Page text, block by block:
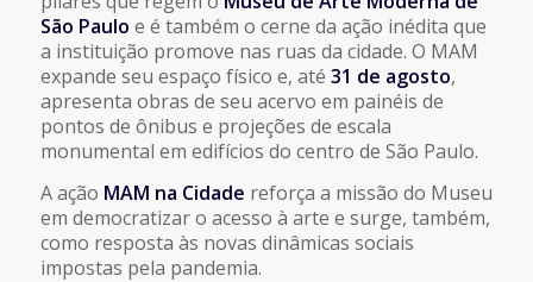
São Paulo e é também o cerne da ação inédita que
a instituição promove nas ruas da cidade. O MAM
expande seu espaço físico e, até 31 de agosto,
apresenta obras de seu acervo em painéis de
pontos de ônibus e projeções de escala
monumental em edifícios do centro de São Paulo.
A ação MAM na Cidade reforça a missão do Museu
em democratizar o acesso à arte e surge, também,
como resposta às novas dinâmicas sociais
impostas pela pandemia.